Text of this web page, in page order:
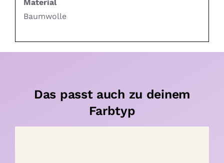
Material
Baumwolle
Das passt auch zu deinem
Farbtyp